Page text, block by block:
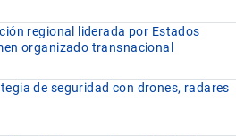
regional liderada por Estados
organizado transnacional
de seguridad con drones, radares